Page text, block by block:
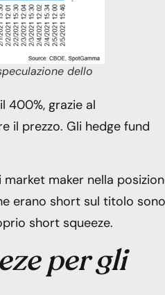
dello
400%, grazie al
il prezzo. Gli hedge fund
maker nella
erano short sul titolo sono
short squeeze.
per gli